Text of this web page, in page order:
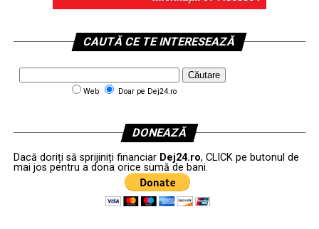
CAUTĂ CE TE INTERESEAZĂ
Web Doar pe Dej24.ro
DONEAZĂ
Dacă doriți să sprijiniți financiar Dej24.ro, CLICK pe butonul de
mai jos pentru a dona orice sumă de bani.